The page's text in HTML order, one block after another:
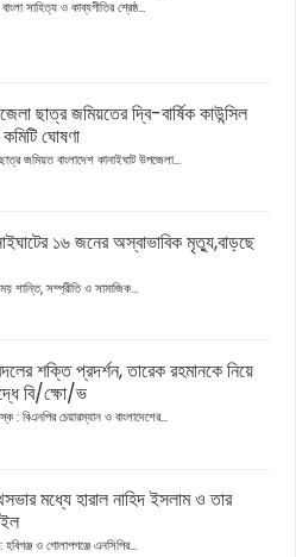
সাহিত্য ও কাব্যগীতির শ্রেষ্ঠ...
ছাত্র জমিয়তের দ্বি-বার্ষিক কাউন্সিল
ঘোষণা
জমিয়ত বাংলাদেশ কানাইঘাট উপজেলা...
১৬ জনের অস্বাভাবিক মৃত্যু,বাড়ছে
শান্তি, সম্প্রীতি ও সামাজিক...
শক্তি প্রদর্শন, তারেক রহমানকে নিয়ে
বি/ক্ষো/ভ
: বিএনপির চেয়ারম্যান ও বাংলাদেশের...
মধ্যে হারাল নাহিদ ইসলাম ও তার
ও গোলাপগঞ্জে এনসিপির...